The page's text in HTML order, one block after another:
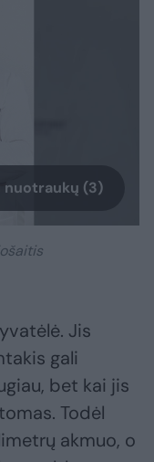
nuotraukų (3)
Jis
gali
bet kai jis
Todėl
akmuo, o